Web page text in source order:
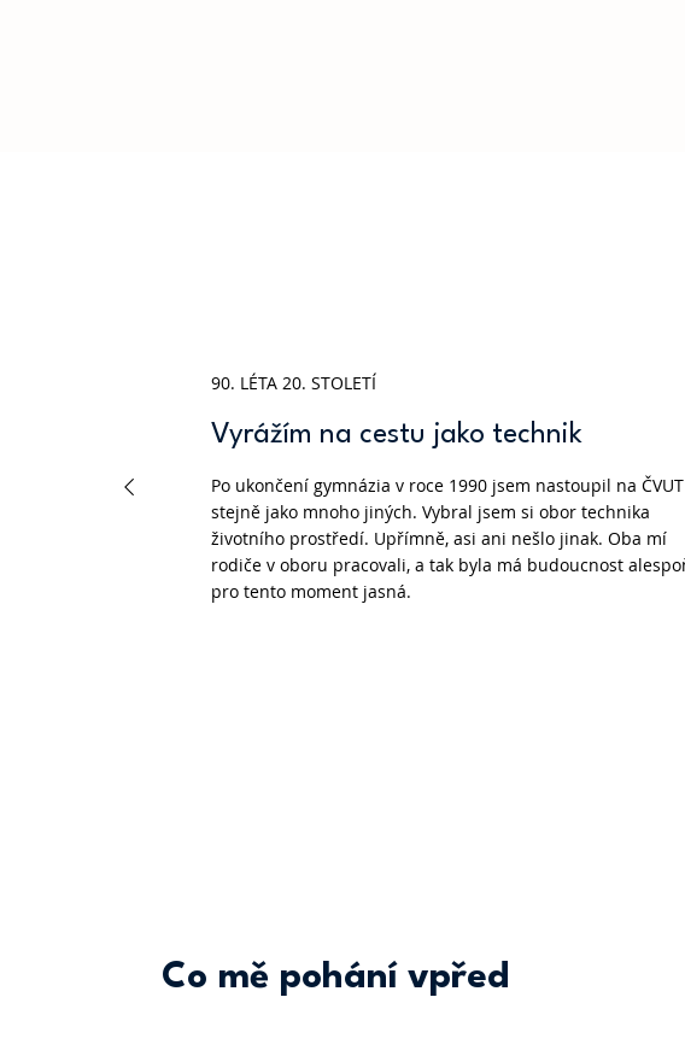
90. LÉTA 20. STOLETÍ
Vyrážím na cestu jako technik
Po ukončení gymnázia v roce 1990 jsem nastoupil na ČVUT
stejně jako mnoho jiných. Vybral jsem si obor technika
životního prostředí. Upřímně, asi ani nešlo jinak. Oba mí
rodiče v oboru pracovali, a tak byla má budoucnost
pro tento moment jasná.
Co mě pohání vpřed